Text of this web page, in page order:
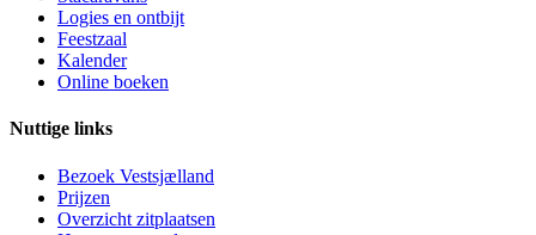
Logies en ontbijt
Feestzaal
Kalender
Online boeken
Nuttige links
Bezoek Vestsjælland
Prijzen
Overzicht zitplaatsen